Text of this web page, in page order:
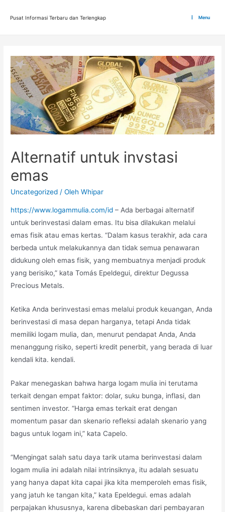
Pusat Informasi Terbaru dan Terlengkap Menu
Alternatif untuk invstasi
emas
Uncategorized / OlehWhipar
https://www.logammulia.com/id – Ada berbagai alternatif
untuk berinvestasi dalam emas. Itu bisa dilakukan melalui
emas fisik atau emas kertas. “Dalam kasus terakhir, ada cara
berbeda untuk melakukannya dan tidak semua penawaran
didukung oleh emas fisik, yang membuatnya menjadi produk
yang berisiko,” kata Tomás Epeldegui, direktur Degussa
Precious Metals.
Ketika Anda berinvestasi emas melalui produk keuangan, Anda
berinvestasi di masa depan harganya, tetapi Anda tidak
memiliki logam mulia, dan, menurut pendapat Anda, Anda
menanggung risiko, seperti kredit penerbit, yang berada di luar
kendali kita. kendali.
Pakar menegaskan bahwa harga logam mulia ini terutama
terkait dengan empat faktor: dolar, suku bunga, inflasi, dan
sentimen investor. “Harga emas terkait erat dengan
momentum pasar dan skenario refleksi adalah skenario yang
bagus untuk logam ini,” kata Capelo.
“Mengingat salah satu daya tarik utama berinvestasi dalam
logam mulia ini adalah nilai intrinsiknya, itu adalah sesuatu
yang hanya dapat kita capai jika kita memperoleh emas fisik,
yang jatuh ke tangan kita,” kata Epeldegui. emas adalah
perpajakan khususnya, karena dibebaskan dari pembayaran